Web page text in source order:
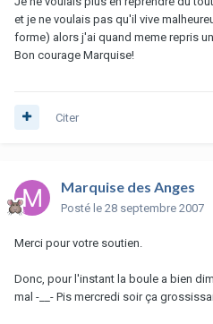
et je ne voulais pas qu'il vive
forme) alors j'ai quand meme repris
Bon courage Marquise!
Citer
Marquise des Anges
Posté le 28 septembre 2007
Merci pour votre soutien.
Donc, pour l'instant la boule a bien
mal -__- Pis mercredi soir ça